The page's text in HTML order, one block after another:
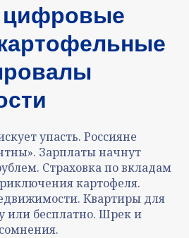
цифровые
упасть. Россияне
Зарплаты начнут
Страховка по вкладам
картофеля.
Квартиры для
или бесплатно. Шрек и